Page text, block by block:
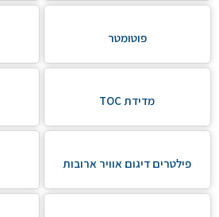
פוטומטר
מדידת TOC
פילטרים דיגום אוויר ארובות